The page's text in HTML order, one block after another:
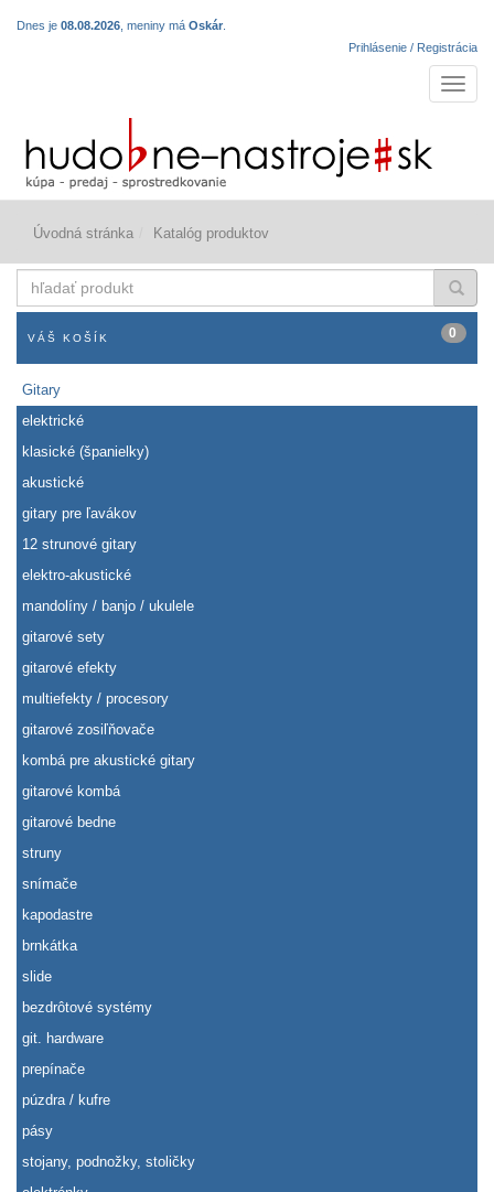
Dnes je 08.08.2026 , meniny má Oskár
Prihlásenie / Registrácia
Úvodná stránka Katalóg produktov
produkt
VÁŠ KOŠÍK 0
Gitary
elektrické
klasické (španielky)
akustické
gitary pre ľavákov
12 strunové gitary
elektro-akustické
mandolíny / banjo / ukulele
gitarové sety
gitarové efekty
multiefekty / procesory
gitarové zosiľňovače
kombá pre akustické gitary
gitarové kombá
gitarové bedne
struny
snímače
kapodastre
brnkátka
slide
bezdrôtové systémy
git. hardware
prepínače
púzdra / kufre
pásy
stojany, podnožky, stoličky